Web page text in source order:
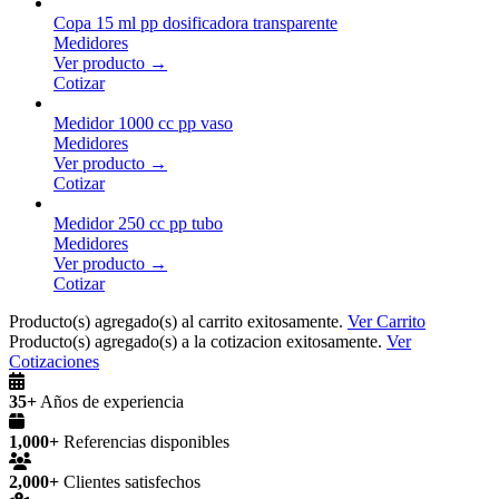
Copa 15 ml pp dosificadora transparente
Medidores
Ver producto →
Cotizar
Medidor 1000 cc pp vaso
Medidores
Ver producto →
Cotizar
Medidor 250 cc pp tubo
Medidores
Ver producto →
Cotizar
Producto(s) agregado(s) al carrito exitosamente. Ver Carrito
Producto(s) agregado(s) a la cotizacion exitosamente. Ver
Cotizaciones
35+ Años de experiencia
1,000+ Referencias disponibles
2,000+ Clientes satisfechos